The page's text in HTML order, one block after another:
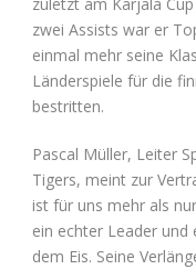
zwei Assists war er
einmal mehr seine
Länderspiele für die
bestritten.
Pascal Müller, Leiter
Tigers, meint zur
ist für uns mehr als
ein echter Leader
dem Eis. Seine